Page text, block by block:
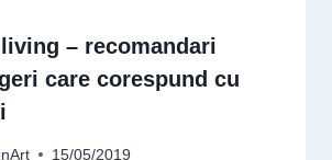
– recomandari
care corespund cu
15/05/2019